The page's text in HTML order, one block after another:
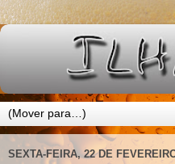
SEXTA-FEIRA, 22 DE